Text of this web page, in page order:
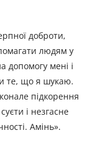
доброти,
людям у
допомогу мені і
те, що я шукаю.
підкорення
і незгасне
Амінь».